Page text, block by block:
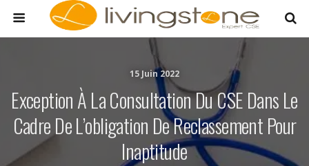
15 Juin 2022
Exception À La Consultation Du CSE Dans Le
Cadre De L’obligation De Reclassement Pour
Inaptitude